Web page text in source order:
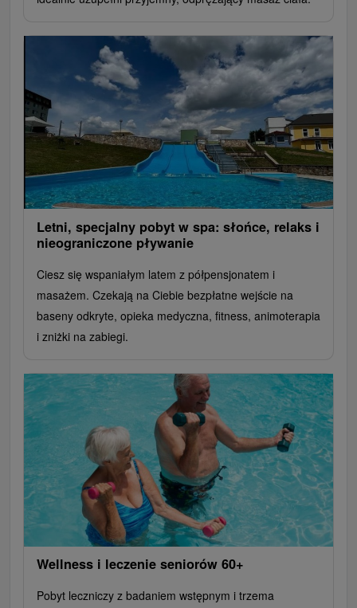
Letni, specjalny pobyt w spa: słońce, relaks i
nieograniczone pływanie
Ciesz się wspaniałym latem z półpensjonatem i
masażem. Czekają na Ciebie bezpłatne wejście na
baseny odkryte, opieka medyczna, fitness, animoterapia
i zniżki na zabiegi.
Wellness i leczenie seniorów 60+
Pobyt leczniczy z badaniem wstępnym i trzema